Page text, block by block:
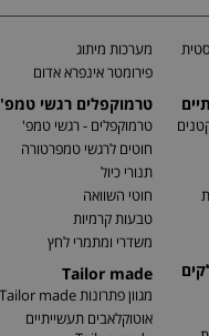
מערכות מיתוג
פירומטר אינפרא אדום
טרמוקפלים רגשי טמפ'
טרמוקפלים - רגשי טמפ'
חוטים לרגשי טמפרטורה
תנורי כיול
חוטי השוואה
טבעות קרמיות
משדרי ומתמרי לחץ
Tailor made
מגוון פתרונות Tailor made
אוטוקלאבים תעשייתיים